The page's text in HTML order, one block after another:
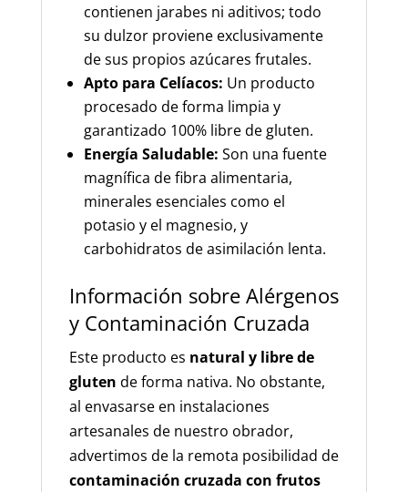
contienen jarabes ni aditivos; todo
su dulzor proviene exclusivamente
de sus propios azúcares frutales.
Apto para Celíacos: Un producto
procesado de forma limpia y
garantizado 100% libre de gluten.
Energía Saludable: Son una fuente
magnífica de fibra alimentaria,
minerales esenciales como el
potasio y el magnesio, y
carbohidratos de asimilación lenta.
Información sobre Alérgenos
y Contaminación Cruzada
Este producto es natural y libre de
gluten de forma nativa. No obstante,
al envasarse en instalaciones
artesanales de nuestro obrador,
advertimos de la remota posibilidad de
contaminación cruzada con frutos